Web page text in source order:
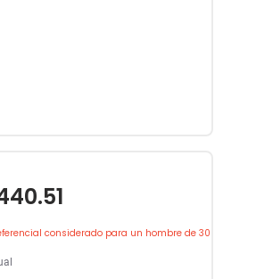
considerado para un hombre de 30